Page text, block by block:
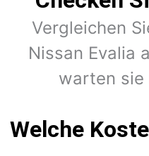
Vergleichen
Nissan Evalia
warten sie
Welche